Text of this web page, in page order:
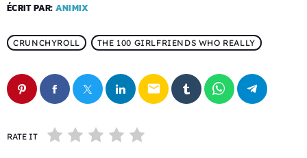
ÉCRIT PAR: ANIMIX
CRUNCHYROLL THE 100 GIRLFRIENDS WHO REALLY
email
RATE IT